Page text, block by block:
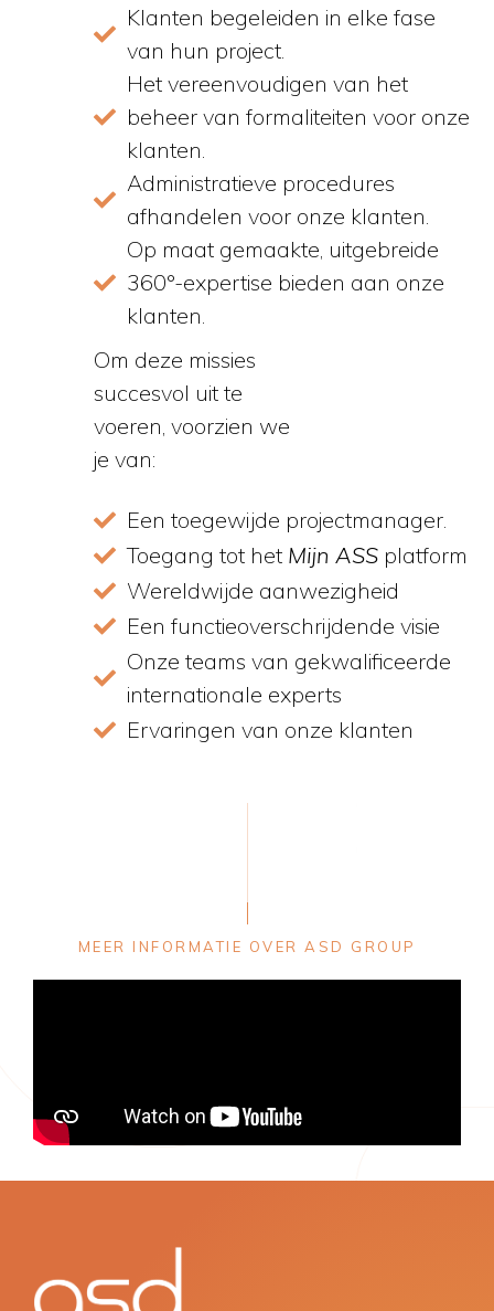
Klanten begeleiden in elke fase
van hun project.
Het vereenvoudigen van het
beheer van formaliteiten voor onze
klanten.
Administratieve procedures
afhandelen voor onze klanten.
Op maat gemaakte, uitgebreide
360°-expertise bieden aan onze
klanten.
Om deze missies
succesvol uit te
voeren, voorzien we
je van:
Een toegewijde projectmanager.
Toegang tot het Mijn ASS platform
Wereldwijde aanwezigheid
Een functieoverschrijdende visie
Onze teams van gekwalificeerde
internationale experts
Ervaringen van onze klanten
MEER INFORMATIE OVER ASD GROUP